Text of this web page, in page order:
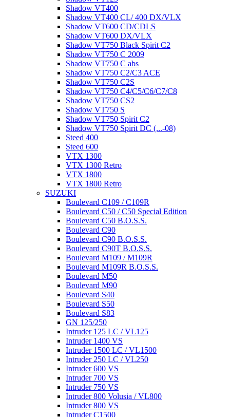
Shadow VT400
Shadow VT400 CL/ 400 DX/VLX
Shadow VT600 CD/CDLS
Shadow VT600 DX/VLX
Shadow VT750 Black Spirit C2
Shadow VT750 C 2009
Shadow VT750 C abs
Shadow VT750 C2/C3 ACE
Shadow VT750 C2S
Shadow VT750 C4/C5/C6/C7/C8
Shadow VT750 CS2
Shadow VT750 S
Shadow VT750 Spirit C2
Shadow VT750 Spirit DC (...-08)
Steed 400
Steed 600
VTX 1300
VTX 1300 Retro
VTX 1800
VTX 1800 Retro
SUZUKI
Boulevard C109 / C109R
Boulevard C50 / C50 Special Edition
Boulevard C50 B.O.S.S.
Boulevard C90
Boulevard C90 B.O.S.S.
Boulevard C90T B.O.S.S.
Boulevard M109 / M109R
Boulevard M109R B.O.S.S.
Boulevard M50
Boulevard M90
Boulevard S40
Boulevard S50
Boulevard S83
GN 125/250
Intruder 125 LC / VL125
Intruder 1400 VS
Intruder 1500 LC / VL1500
Intruder 250 LC / VL250
Intruder 600 VS
Intruder 700 VS
Intruder 750 VS
Intruder 800 Volusia / VL800
Intruder 800 VS
Intruder C1500